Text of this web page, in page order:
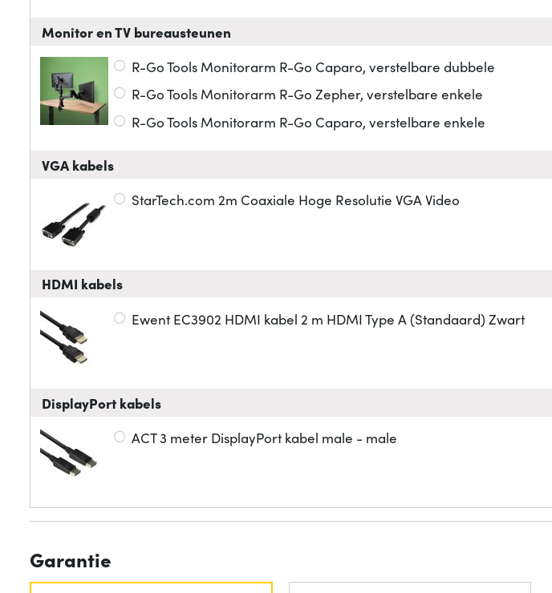
Monitor en TV bureausteunen
R-Go Tools Monitorarm R-Go Caparo, verstelbare dubbele
R-Go Tools Monitorarm R-Go Zepher, verstelbare enkele
R-Go Tools Monitorarm R-Go Caparo, verstelbare enkele
VGA kabels
StarTech.com 2m Coaxiale Hoge Resolutie VGA Video
HDMI kabels
Ewent EC3902 HDMI kabel 2 m HDMI Type A (Standaard) Zwart
DisplayPort kabels
ACT 3 meter DisplayPort kabel male - male
Garantie